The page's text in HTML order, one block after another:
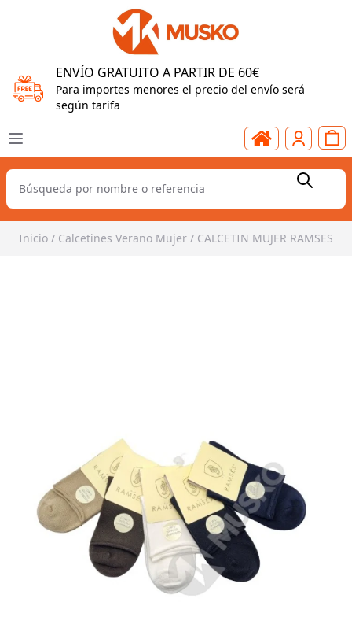
ENVÍO GRATUITO A PARTIR DE 60€
Para importes menores el precio del envío será
según tarifa
Inicio / Calcetines Verano Mujer / CALCETIN MUJER RAMSES